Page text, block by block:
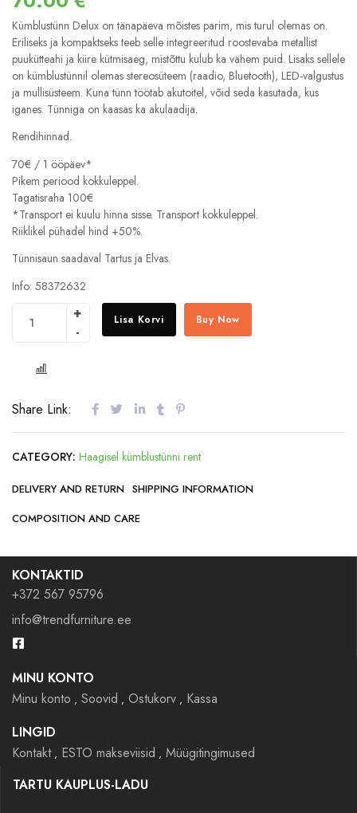
Kümblustünn Delux on tänapäeva mõistes parim, mis turul olemas on.
Eriliseks ja kompaktseks teeb selle integreeritud roostevaba metallist
puukütteahi ja kiire kütmisaeg, mistõttu kulub ka vähem puid. Lisaks sellele
on kümblustünnil olemas stereosüteem (raadio, Bluetooth), LED-valgustus
ja mullisüsteem. Kuna tünn töötab akutoitel, võid seda kasutada, kus
iganes. Tünniga on kaasas ka akulaadija.
Rendihinnad.
70€ / 1 ööpäev*
Pikem periood kokkuleppel.
Tagatisraha 100€
*Transport ei kuulu hinna sisse. Transport kokkuleppel.
Riiklikel pühadel hind +50%.
Tünnisaun saadaval Tartus ja Elvas.
Info: 58372632
Lisa Korvi Buy Now
Share Link:
CATEGORY: Haagisel kümblustünni rent
DELIVERY AND RETURN SHIPPING INFORMATION
COMPOSITION AND CARE
KONTAKTID
+372 567 95796
info@trendfurniture.ee
MINU KONTO
Minu konto
Soovid Ostukorv
Kassa
LINGID
Kontakt
ESTO makseviisid
Müügitingimused
TARTU KAUPLUS-LADU